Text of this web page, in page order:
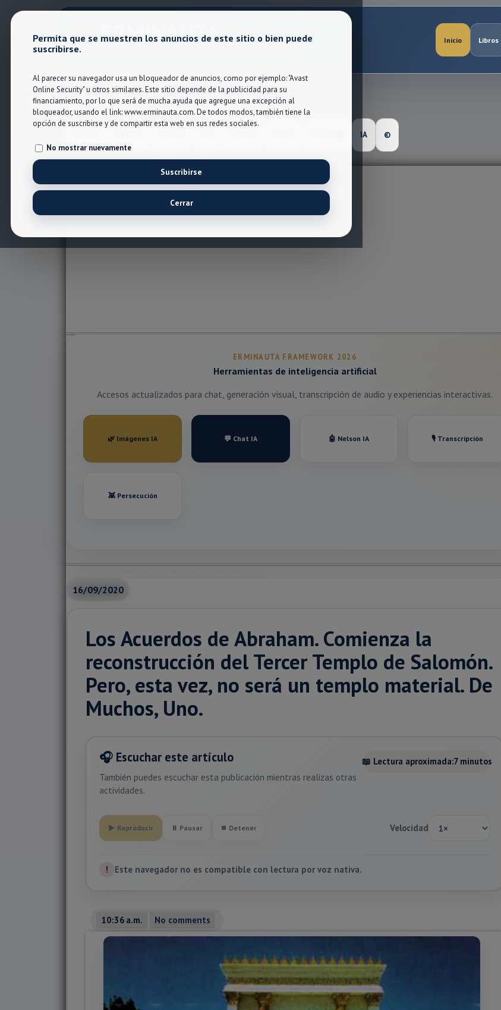
ERMINAUTA Inicio Libros
IA ©️
ERMINAUTA FRAMEWORK 2026
Herramientas de inteligencia artificial
Accesos actualizados para chat, generación visual, transcripción de audio y experiencias interactivas.
🌿 Imágenes IA 💬 Chat IA 🤖 Nelson IA 🎙️ Transcripción
👾 Persecución
16/09/2020
Los Acuerdos de Abraham. Comienza la
reconstrucción del Tercer Templo de Salomón.
Pero, esta vez, no será un templo material. De
Muchos, Uno.
🎧 Escuchar este artículo
También puedes escuchar esta publicación mientras realizas otras
actividades.
📖 Lectura aproximada:7 minutos
▶ Reproducir ⏸ Pausar ⏹ Detener Velocidad
! Este navegador no es compatible con lectura por voz nativa.
10:36 a.m. No comments
Permita que se muestren los anuncios de este sitio o bien puede
suscribirse.
Al parecer su navegador usa un bloqueador de anuncios, como por ejemplo: "Avast
Online Security" u otros similares. Este sitio depende de la publicidad para su
financiamiento, por lo que será de mucha ayuda que agregue una excepción al
bloqueador, usando el link: www.erminauta.com. De todos modos, también tiene la
opción de suscribirse y de compartir esta web en sus redes sociales.
No mostrar nuevamente
Suscribirse
Cerrar